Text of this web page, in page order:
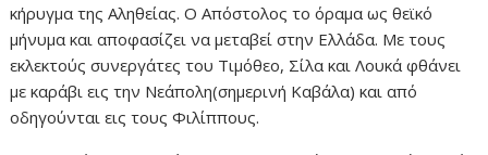
κήρυγμα της Αληθείας. Ο Απόστολος το όραμα ως θεϊκό
μήνυμα και αποφασίζει να μεταβεί στην Ελλάδα. Με τους
εκλεκτούς συνεργάτες του Τιμόθεο, Σίλα και Λουκά φθάνει
με καράβι εις την Νεάπολη(σημερινή Καβάλα) και από
οδηγούνται εις τους Φιλίππους.